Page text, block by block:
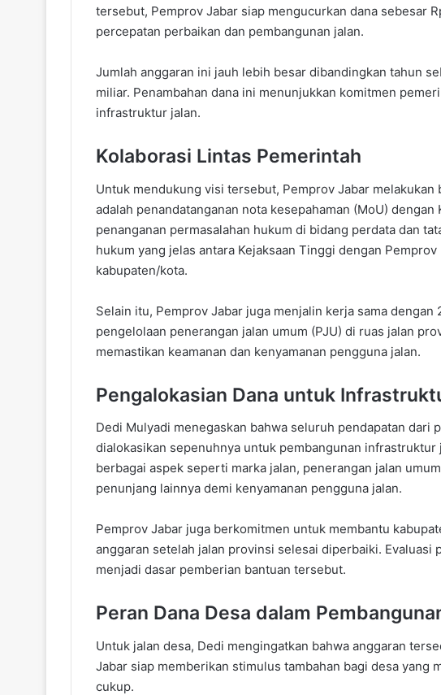
tersebut, Pemprov Jabar siap mengucurkan dana sebesar
percepatan perbaikan dan pembangunan jalan.
Jumlah anggaran ini jauh lebih besar dibandingkan tahun
miliar. Penambahan dana ini menunjukkan komitmen
infrastruktur jalan.
Kolaborasi Lintas Pemerintah
Untuk mendukung visi tersebut, Pemprov Jabar
adalah penandatanganan nota kesepahaman (MoU)
penanganan permasalahan hukum di bidang perdata dan
hukum yang jelas antara Kejaksaan Tinggi dengan
kabupaten/kota.
Selain itu, Pemprov Jabar juga menjalin kerja sama
pengelolaan penerangan jalan umum (PJU) di ruas jalan
memastikan keamanan dan kenyamanan pengguna jalan.
Pengalokasian Dana untuk
Dedi Mulyadi menegaskan bahwa seluruh pendapatan dari
dialokasikan sepenuhnya untuk pembangunan infrastruktur
berbagai aspek seperti marka jalan, penerangan jalan
penunjang lainnya demi kenyamanan pengguna jalan.
Pemprov Jabar juga berkomitmen untuk membantu
anggaran setelah jalan provinsi selesai diperbaiki. Evaluasi
menjadi dasar pemberian bantuan tersebut.
Peran Dana Desa dalam
Untuk jalan desa, Dedi mengingatkan bahwa anggaran
Jabar siap memberikan stimulus tambahan bagi desa yang
cukup.